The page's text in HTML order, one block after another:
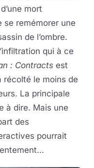
mort
se remémorer une
de l’ombre.
qui à ce
: Contracts est
récolté le moins de
La principale
à dire. Mais une
des
pourrait